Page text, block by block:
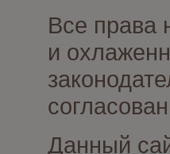
Все права
и
Данный